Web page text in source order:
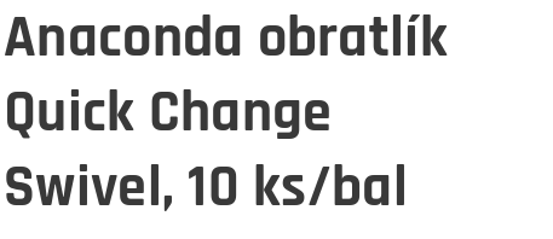
Anaconda obratlík
Quick Change
Swivel, 10 ks/bal